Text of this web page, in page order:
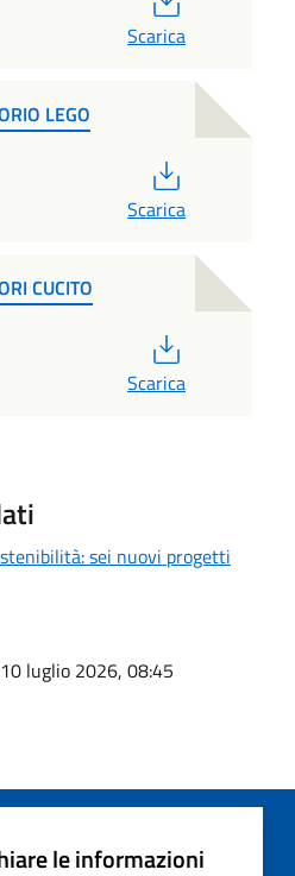
Scarica
LEGO
Scarica
CUCITO
Scarica
sei nuovi progetti
luglio 2026, 08:45
le informazioni